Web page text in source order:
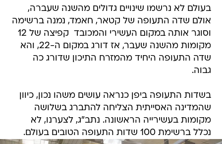
בעולם לא נרשמו שינויים גדולים מהשנה שעברה,
אולם שדה התעופה של קטאר, חאמד, נמנה ברשימה
וסוגר אותה במקום העשירי והמכובד  קפיצה של 12
מקומות מהשנה שעבר, אז דורג במקום ה-22, והא
שדה התעופה היחיד מהמזרח התיכון שדורג כה
גבוה.
בשדות התעופה ביפן כנראה עושים משהו נכון, כיוון
שהמדינה האסייתית הצליחה להתברג בשלושה
מקומות בעשירייה הראשונה. נתב"ג, לצערנו, לא
נכלל ברשימת 100 שדות התעופה הטובים בעולם.